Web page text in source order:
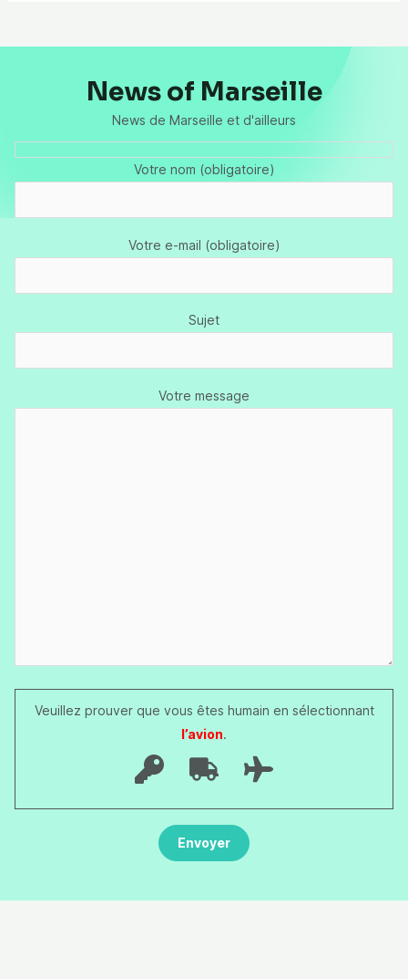
News of Marseille
News de Marseille et d'ailleurs
Votre nom (obligatoire)
Votre e-mail (obligatoire)
Sujet
Votre message
Veuillez prouver que vous êtes humain en sélectionnant
l’avion.